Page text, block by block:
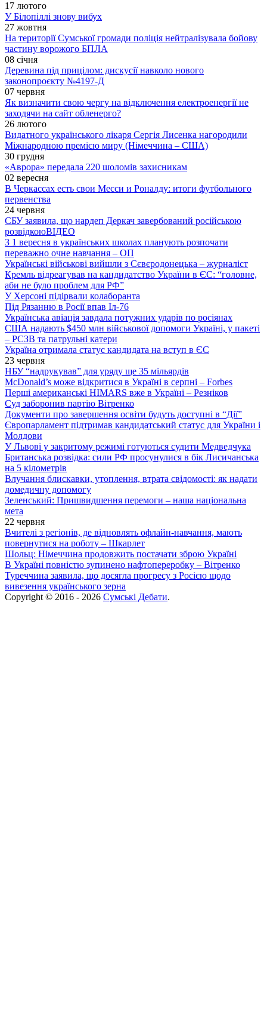
17 лютого
У Білопіллі знову вибух
27 жовтня
На території Сумської громади поліція нейтралізувала бойову
частину ворожого БПЛА
08 січня
Деревина під прицілом: дискусії навколо нового
законопроєкту №4197-Д
07 червня
Як визначити свою чергу на відключення електроенергії не
заходячи на сайт обленерго?
26 лютого
Видатного українського лікаря Сергія Лисенка нагородили
Міжнародною премією миру (Німеччина – США)
30 грудня
«Аврора» передала 220 шоломів захисникам
02 вересня
В Черкассах есть свои Месси и Роналду: итоги футбольного
первенства
24 червня
СБУ заявила, що нардеп Деркач завербований російською
розвідкоюВІДЕО
З 1 вересня в українських школах планують розпочати
переважно очне навчання – ОП
Українські військові вийшли з Сєвєродонецька – журналіст
Кремль відреагував на кандидатство України в ЄС: “головне,
аби не було проблем для РФ”
У Херсоні підірвали колаборанта
Під Рязанню в Росії впав Іл-76
Українська авіація завдала потужних ударів по росіянах
США надають $450 млн військової допомоги Україні, у пакеті
– РСЗВ та патрульні катери
Україна отримала статус кандидата на вступ в ЄС
23 червня
НБУ “надрукував” для уряду ще 35 мільярдів
McDonald’s може відкритися в Україні в серпні – Forbes
Перші американські HIMARS вже в Україні – Резніков
Суд заборонив партію Вітренко
Документи про завершення освіти будуть доступні в “Дії”
Європарламент підтримав кандидатський статус для України і
Молдови
У Львові у закритому режимі готуються судити Медведчука
Британська розвідка: сили РФ просунулися в бік Лисичанська
на 5 кілометрів
Влучання блискавки, утоплення, втрата свідомості: як надати
домедичну допомогу
Зеленський: Пришвидшення перемоги – наша національна
мета
22 червня
Вчителі з регіонів, де відновлять офлайн-навчання, мають
повернутися на роботу – Шкарлет
Шольц: Німеччина продовжить постачати зброю Україні
В Україні повністю зупинено нафтопереробку – Вітренко
Туреччина заявила, що досягла прогресу з Росією щодо
вивезення українського зерна
Copyright © 2016 - 2026 Сумські Дебати.